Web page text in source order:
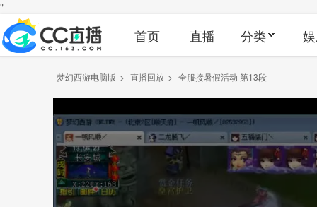
"
首页 直播 分类
梦幻西游电脑版 > 直播回放 > 全服接暑假活动 第13段